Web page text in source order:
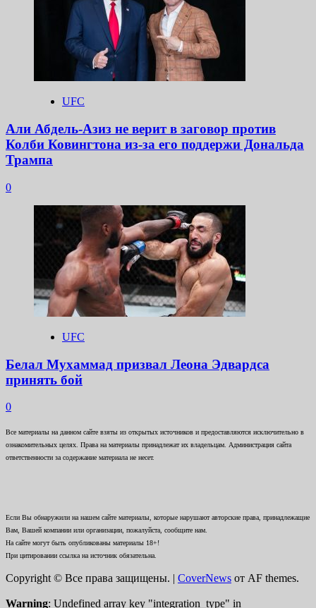
UFC
Али Абдель-Азиз не верит в заговор против
Колби Ковингтона из-за его поддержи Дональда
Трампа
0
UFC
Белал Мухаммад призвал Леона Эдвардса
принять бой
0
Все материалы на данном сайте взяты из открытых источников и предоставляются исключительно в
ознакомительных целях. Права на материалы принадлежат их владельцам. Администрация сайта
ответственности за содержание материала не несет.
Если Вы обнаружили на нашем сайте материалы, которые нарушают авторские права, принадлежащие
Вам, Вашей компании или организации, пожалуйста, сообщите нам.
На сайте могут быть опубликованы материалы 18+!
При цитировании ссылка на источник обязательна.
Copyright © Все права защищены. | CoverNews от AF themes.
Warning: Undefined array key "integration_type" in